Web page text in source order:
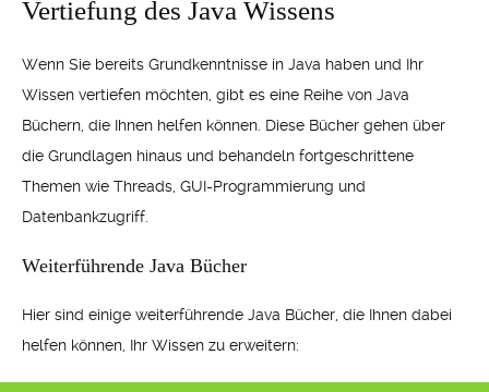
Vertiefung des Java Wissens
Wenn Sie bereits Grundkenntnisse in Java haben und Ihr
Wissen vertiefen möchten, gibt es eine Reihe von Java
Büchern, die Ihnen helfen können. Diese Bücher gehen über
die Grundlagen hinaus und behandeln fortgeschrittene
Themen wie Threads, GUI-Programmierung und
Datenbankzugriff.
Weiterführende Java Bücher
Hier sind einige weiterführende Java Bücher, die Ihnen dabei
helfen können, Ihr Wissen zu erweitern: